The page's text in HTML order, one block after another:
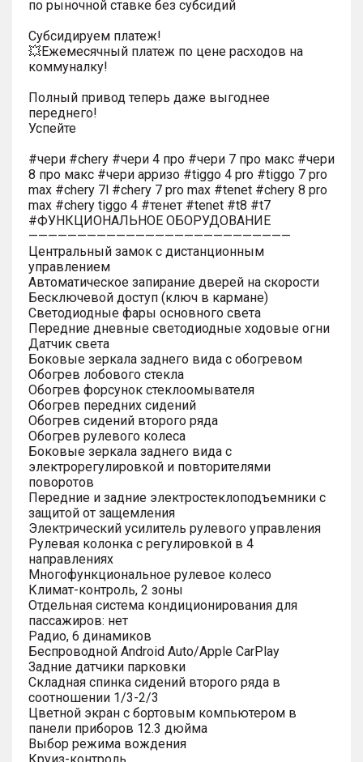
по рыночной ставке без субсидий
Субсидируем платеж!
💥Ежемесячный платеж по цене расходов на
коммуналку!
Полный привод теперь даже выгоднее
переднего!
Успейте
#чери #chery #чери 4 про #чери 7 про макс #чери
8 про макс #чери арризо #tiggo 4 pro #tiggo 7 pro
max #chery 7l #chery 7 pro max #tenet #chery 8 pro
max #chery tiggo 4 #тенет #tenet #t8 #t7
#ФУНКЦИОНАЛЬНОЕ ОБОРУДОВАНИЕ
———————————————————————————
Центральный замок с дистанционным
управлением
Автоматическое запирание дверей на скорости
Бесключевой доступ (ключ в кармане)
Светодиодные фары основного света
Передние дневные светодиодные ходовые огни
Датчик света
Боковые зеркала заднего вида с обогревом
Обогрев лобового стекла
Обогрев форсунок стеклоомывателя
Обогрев передних сидений
Обогрев сидений второго ряда
Обогрев рулевого колеса
Боковые зеркала заднего вида с
электрорегулировкой и повторителями
поворотов
Передние и задние электростеклоподъемники с
защитой от защемления
Электрический усилитель рулевого управления
Рулевая колонка с регулировкой в 4
направлениях
Многофункциональное рулевое колесо
Климат-контроль, 2 зоны
Отдельная система кондиционирования для
пассажиров: нет
Радио, 6 динамиков
Беспроводной Android Auto/Apple CarPlay
Задние датчики парковки
Складная спинка сидений второго ряда в
соотношении 1/3-2/3
Цветной экран с бортовым компьютером в
панели приборов 12.3 дюйма
Выбор режима вождения
Круиз-контроль